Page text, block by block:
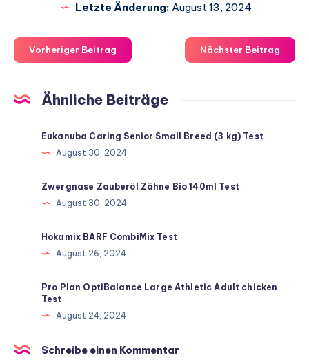
Letzte Änderung: August 13, 2024
Vorheriger Beitrag Nächster Beitrag
Ähnliche Beiträge
Eukanuba Caring Senior Small Breed (3 kg) Test
August 30, 2024
Zwergnase Zauberöl Zähne Bio 140ml Test
August 30, 2024
Hokamix BARF CombiMix Test
August 26, 2024
Pro Plan OptiBalance Large Athletic Adult chicken
Test
August 24, 2024
Schreibe einen Kommentar